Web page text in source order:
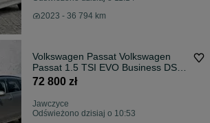
2023 - 36 794 km
Volkswagen Passat Volkswagen
Passat 1.5 TSI EVO Business DSG
5D Salon PL Serwis F-Vat 23
72 800 zł
Jawczyce
Odświeżono dzisiaj o 10:53